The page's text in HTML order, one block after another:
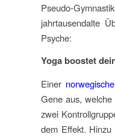
Pseudo-
jahrtausendalte
Psyche:
Yoga boostet
Einer
Gene aus,
zwei
dem Effekt.